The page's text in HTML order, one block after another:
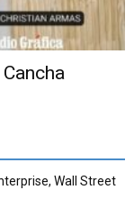
Wall Street